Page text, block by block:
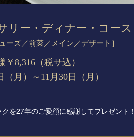
リー・ディナー・コース
ーズ／前菜／メイン／デザート］
￥8,316（税サ込）
月）～11月30日（月）
を27年のご愛顧に感謝してプレゼント！